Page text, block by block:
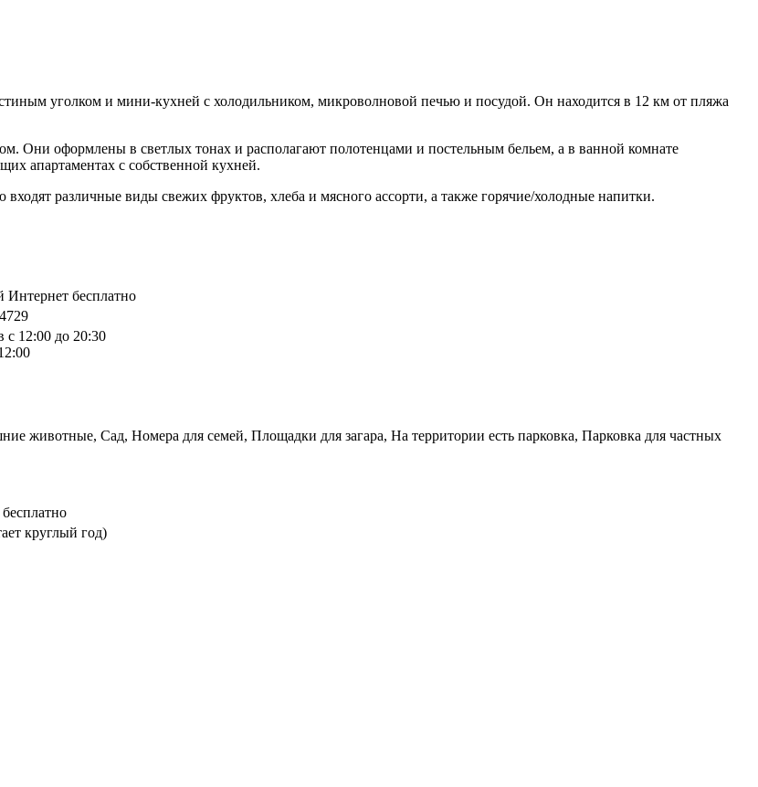
уголком и мини-кухней с холодильником, микроволновой печью и посудой. Он находится в 12 км от пляжа
Они оформлены в светлых тонах и располагают полотенцами и постельным бельем, а в ванной комнате
апартаментах с собственной кухней.
различные виды свежих фруктов, хлеба и мясного ассорти, а также горячие/холодные напитки.
Интернет бесплатно
с 12:00 до 20:30
животные, Сад, Номера для семей, Площадки для загара, На территории есть парковка, Парковка для частных
круглый год)